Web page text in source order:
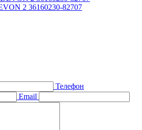
2 36160230-82707
Телефон
Email